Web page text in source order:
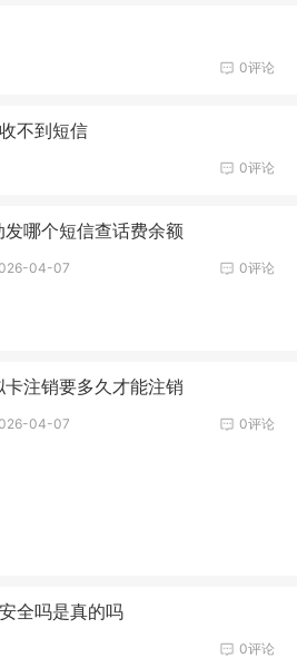
0评论
不到短信
0评论
发哪个短信查话费余额
0评论
04-07
卡注销要多久才能注销
0评论
04-07
全吗是真的吗
0评论